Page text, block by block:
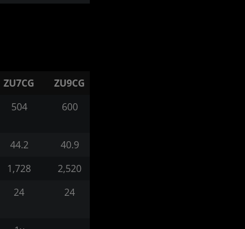
ZU7CG
ZU9CG
504 600
44.2
40.9
1,728
2,520
24 24